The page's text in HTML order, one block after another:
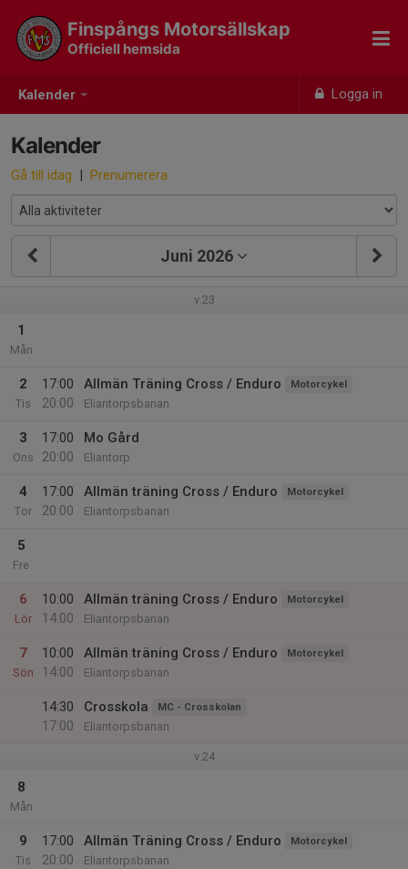
Kalender Logga in
Finspångs Motorsällskap
Officiell hemsida
Kalender
Gå till idag | Prenumerera
Juni 2026
v.23
1
Mån
2
Tis
17:00
20:00
Allmän Träning Cross / Enduro Motorcykel
Eliantorpsbanan
3
Ons
17:00
20:00
Mo Gård
Eliantorp
4
Tor
17:00
20:00
Allmän träning Cross / Enduro Motorcykel
Eliantorpsbanan
5
Fre
6
Lör
10:00
14:00
Allmän träning Cross / Enduro Motorcykel
Eliantorpsbanan
7
Sön
10:00
14:00
Allmän träning Cross / Enduro Motorcykel
Eliantorpsbanan
14:30
17:00
Crosskola MC - Crosskolan
Eliantorpsbanan
v.24
8
Mån
9
Tis
17:00
20:00
Allmän Träning Cross / Enduro Motorcykel
Eliantorpsbanan